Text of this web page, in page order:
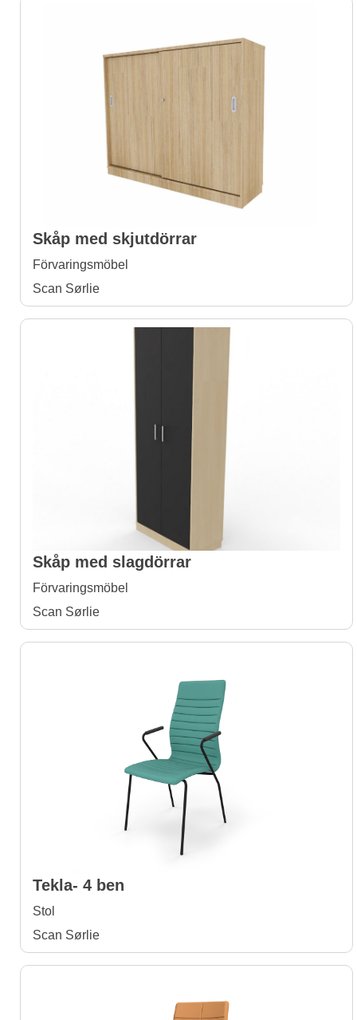
Skåp med skjutdörrar
Förvaringsmöbel
Scan Sørlie
Skåp med slagdörrar
Förvaringsmöbel
Scan Sørlie
Tekla- 4 ben
Stol
Scan Sørlie